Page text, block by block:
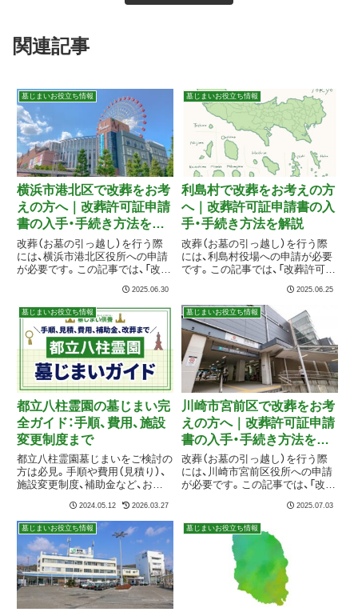
関連記事
墓じまいお役立ち情報
横浜市港北区で改葬をお考
えの方へ｜改葬許可証申請
書の入手・手続き方法を解
説
改葬（お墓の引っ越し）を行う際
には、横浜市港北区役所への申請
が必要です。この記事では、「改葬
の流れ、提出先などを、初めての
方にもわかりやすく解説します。
2025.06.30
墓じまいお役立ち情報
利島村で改葬をお考えの方
へ｜改葬許可証申請書の入
手・手続き方法を解説
改葬（お墓の引っ越し）を行う際
には、利島村役場への申請が必要
です。この記事では、「改葬許可申
れ、提出先などを、初めての方に
もわかりやすく解説します。
2025.06.25
墓じまいお役立ち情報
都立八柱霊園の墓じまい完
全ガイド：手順、費用、施設
変更制度まで
都立八柱霊園墓じまいをご検討の
方は必見。手順や費用（見積り）、
施設変更制度、補助金など、お墓
手続き、ご遺骨の搬送、閉眼法要、
新しい改葬先の手配などをご紹介
する完全ガイドです。無料相談窓
口0800-080-9848
2024.05.12 2026.03.27
墓じまいお役立ち情報
川崎市宮前区で改葬をお考
えの方へ｜改葬許可証申請
書の入手・手続き方法を解
説
改葬（お墓の引っ越し）を行う際
には、川崎市宮前区役所への申請
が必要です。この記事では、「改葬
の流れ、提出先などを、初めての
方にもわかりやすく解説します。
2025.07.03
墓じまいお役立ち情報 墓じまいお役立ち情報